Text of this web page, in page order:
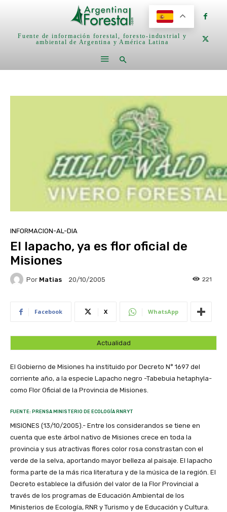
Fuente de información forestal, foresto-industrial y
ambiental de Argentina y América Latina
INFORMACION-AL-DIA
El lapacho, ya es flor oficial de
Misiones
Por Matias 20/10/2005 221
Facebook X WhatsApp
Actualidad
El Gobierno de Misiones ha instituido por Decreto N° 1697 del
corriente año, a la especie Lapacho negro -Tabebuia hetaphyla-
como Flor Oficial de la Provincia de Misiones.
FUENTE: PRENSA MINISTERIO DE ECOLOGÍA RNRYT
MISIONES (13/10/2005).- Entre los considerandos se tiene en
cuenta que este árbol nativo de Misiones crece en toda la
provincia y sus atractivas flores color rosa constrastan con el
verde de la selva, aportando mayor belleza al paisaje. El lapacho
forma parte de la más rica literatura y de la música de la región. El
Decreto establece la difusión del valor de la Flor Provincial a
través de los programas de Educación Ambiental de los
Ministerios de Ecología, RNR y Turismo y de Educación y Cultura.